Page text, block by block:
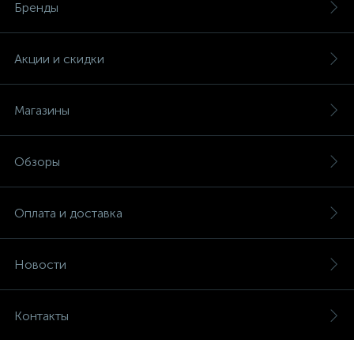
Бренды
Акции и скидки
Магазины
Обзоры
Оплата и доставка
Новости
Контакты